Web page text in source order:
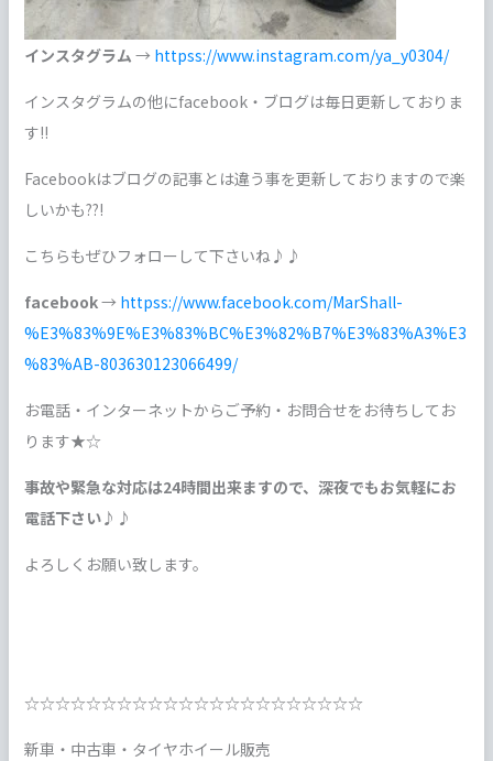
インスタグラム → httpss://www.instagram.com/ya_y0304/
インスタグラムの他にfacebook・ブログは毎日更新しておりま
す!!
Facebookはブログの記事とは違う事を更新しておりますので楽
しいかも??!
こちらもぜひフォローして下さいね♪♪
facebook→ httpss://www.facebook.com/MarShall-
%E3%83%9E%E3%83%BC%E3%82%B7%E3%83%A3%E3
%83%AB-803630123066499/
お電話・インターネットからご予約・お問合せをお待ちしてお
ります★☆
事故や緊急な対応は24時間出来ますので、深夜でもお気軽にお
電話下さい♪♪
よろしくお願い致します。
☆☆☆☆☆☆☆☆☆☆☆☆☆☆☆☆☆☆☆☆☆☆
新車・中古車・タイヤホイール販売